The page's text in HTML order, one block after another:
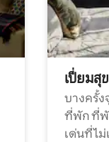
เปี่ยมสุข
บางครั้
ที่พัก ที่พั
เด่นที่ไม่